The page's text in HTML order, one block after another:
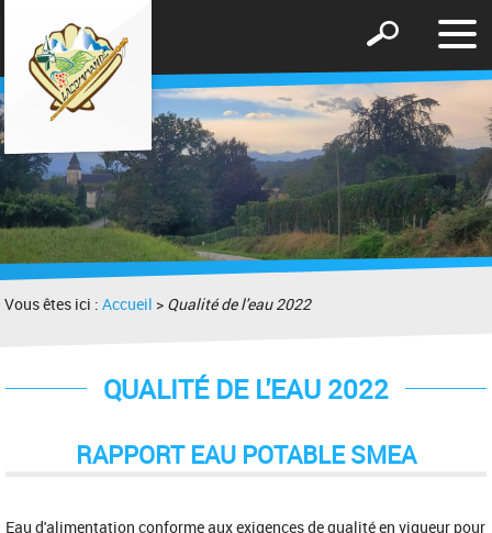
le
Afficher
formulaire
de
recherche
Vous êtes ici :Accueil > Qualité de l'eau 2022
QUALITÉ DE L'EAU 2022
RAPPORT EAU POTABLE SMEA
Eau d'alimentation conforme aux exigences de qualité en vigueur pour